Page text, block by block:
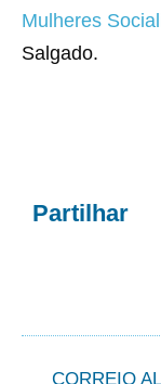
Mulheres
Salgado.
Partilhar
CORREIO